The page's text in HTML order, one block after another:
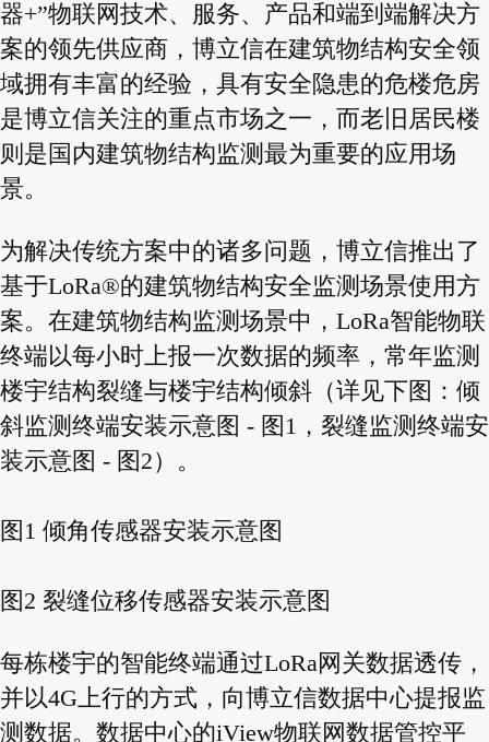
器+”物联网技术、服务、产品和端到端解决方
案的领先供应商，博立信在建筑物结构安全领
域拥有丰富的经验，具有安全隐患的危楼危房
是博立信关注的重点市场之一，而老旧居民楼
则是国内建筑物结构监测最为重要的应用场
景。
为解决传统方案中的诸多问题，博立信推出了
基于LoRa®的建筑物结构安全监测场景使用方
案。在建筑物结构监测场景中，LoRa智能物联
终端以每小时上报一次数据的频率，常年监测
楼宇结构裂缝与楼宇结构倾斜（详见下图：倾
斜监测终端安装示意图 - 图1，裂缝监测终端安
装示意图 - 图2）。
图1 倾角传感器安装示意图
图2 裂缝位移传感器安装示意图
每栋楼宇的智能终端通过LoRa网关数据透传，
并以4G上行的方式，向博立信数据中心提报监
测数据。数据中心的iView物联网数据管控平